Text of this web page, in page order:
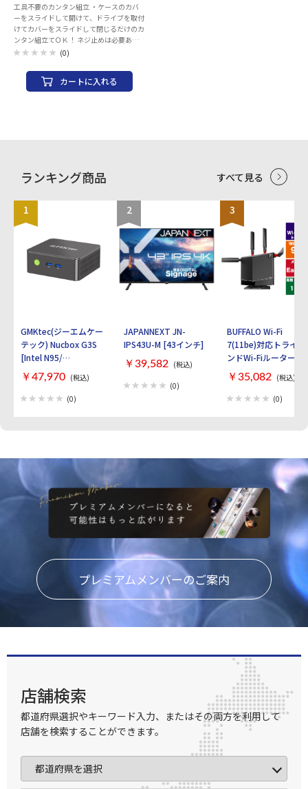
工具不要のカンタン組立 ・ケースのカバ
ーをスライドして開けて、ドライブを取付
けてカバーをスライドして閉じるだけのカ
ンタン組立てＯＫ！ ネジ止めは必要あり
ません。 2.5型 SSD/HDD (7mm 9.5mm
付属し、安心して持ち運びできます。 ※
使用時は安定した場所に設置してくださ
い。 SATA3-USB3.0高速データ転送(UASP
(0)
カートに入れる
ランキング商品 すべて見る
1
GMKtec(ジーエムケー
テック) Nucbox G3S
[Intel N95/
RAM:16GB/
SSD:512GB/ Windows
11 Pro]
￥47,970 (税込)
(0)
2
JAPANNEXT JN-
IPS43U-M [43インチ]
￥39,582 (税込)
(0)
3
BUFFALO Wi-Fi
7(11be)対応トライバ
ンドWi-Fiルーター
AirStation
WXR9300BE6P [ブラ
ック]
￥35,082 (税込)
(0)
プレミアムメンバーのご案内
店舗検索
都道府県選択やキーワード入力、またはその両方を利用して
店舗を検索することができます。